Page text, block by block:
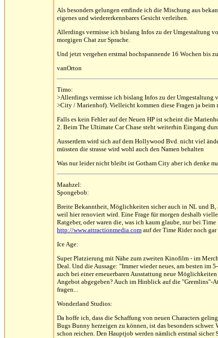
Als besonders gelungen emfinde ich die Mischung aus
eigenes und wiedererkennbares Gesicht verleihen.
Allerdings vermisse ich bislang Infos zu der Umgestaltung
morgigen Chat zur Sprache.
Und jetzt vergehen erstmal hochspannende 16 Wochen bis
vanOrton
Timo:
>Allerdings vermisse ich bislang Infos zu der Umgestaltung
>City / Marienhof). Vielleicht kommen diese Fragen ja beim
Falls es kein Fehler auf der Neuen HP ist scheint die
2. Beim The Ultimate Car Chase steht weiterhin Eingang
Ausserdem wird sich auf dem Hollywood Bvd. nicht viel
müssten die strasse wird wohl auch den Namen behalten
Was nur leider nicht bleibt ist Gotham City aber ich denke
Maahzel:
Spongebob:
Breite Bekanntheit, Möglichkeiten sicher auch in NL und B,
weil hier renoviert wird. Eine Frage für morgen deshalb
Ratgeber, oder waren die, was ich kaum glaube, nur bei
http://www.attractionmedia.com auf der Time Rider noch
Ice Age:
Super Platzierung mit Nähe zum zweiten Kinofilm - im
Deal. Und die Aussage: "Immer wieder neues, am besten
auch bei einer erneuerbaren Ausstattung neue
Angebot abgegeben? Auch im Hinblick auf die "Gremlins"-
fragen...
Wonderland Studios:
Da hoffe ich, dass die Schaffung von neuen Characters
Bugs Bunny herzeigen zu können, ist das besonders schwer.
schon reichen. Den Hauptjob werden nämlich erstmal sicher